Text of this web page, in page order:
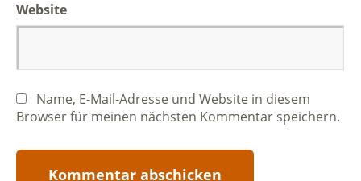
Website
Name, E-Mail-Adresse und Website in diesem
Browser für meinen nächsten Kommentar speichern.